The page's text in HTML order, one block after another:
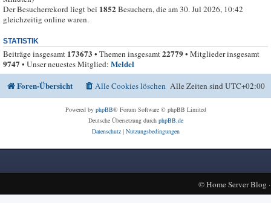
Der Besucherrekord liegt bei 1852Besuchern, die am 30. Jul 2026, 10:42
gleichzeitig online waren.
STATISTIK
Beiträge insgesamt 173673 • Themen insgesamt22779• Mitglieder insgesamt
9747• Unser neuestes Mitglied: Meldel
Foren-Übersicht
Alle Zeiten sindUTC+02:00
Alle Cookies löschen
Powered by phpBB® Forum Software © phpBB Limited
Deutsche Übersetzung durch phpBB.de
Datenschutz| Nutzungsbedingungen
©Home Server Blog